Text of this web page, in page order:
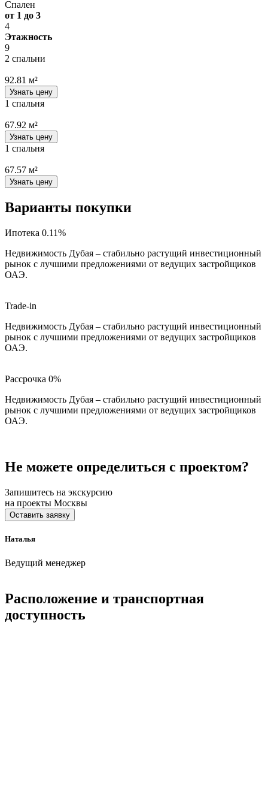
Спален
от 1 до 3
4
Этажность
9
2 спальни
92.81 м²
Узнать цену
1 спальня
67.92 м²
Узнать цену
1 спальня
67.57 м²
Узнать цену
Варианты покупки
Ипотека 0.11%
Недвижимость Дубая – стабильно растущий инвестиционный
рынок с лучшими предложениями от ведущих застройщиков
ОАЭ.
Trade-in
Недвижимость Дубая – стабильно растущий инвестиционный
рынок с лучшими предложениями от ведущих застройщиков
ОАЭ.
Рассрочка 0%
Недвижимость Дубая – стабильно растущий инвестиционный
рынок с лучшими предложениями от ведущих застройщиков
ОАЭ.
Не можете определиться с проектом?
Запишитесь на экскурсию
на проекты Москвы
Оставить заявку
Наталья
Ведущий менеджер
Расположение и транспортная
доступность